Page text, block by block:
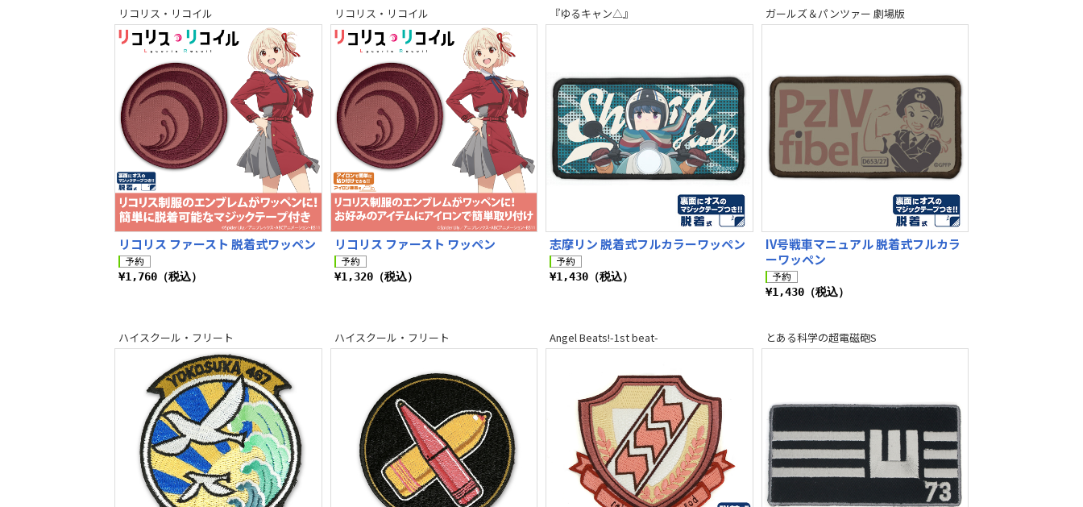
リコリス・リコイル
リコリス ファースト 脱着式ワッペン
¥1,760（税込）
リコリス・リコイル
リコリス ファースト ワッペン
¥1,320（税込）
『ゆるキャン△』
志摩リン 脱着式フルカラーワッペン
¥1,430（税込）
ガールズ＆パンツァー 劇場版
IV号戦車マニュアル 脱着式フルカラ
ーワッペン
¥1,430（税込）
ハイスクール・フリート ハイスクール・フリート Angel Beats!-1st beat- とある科学の超電磁砲S